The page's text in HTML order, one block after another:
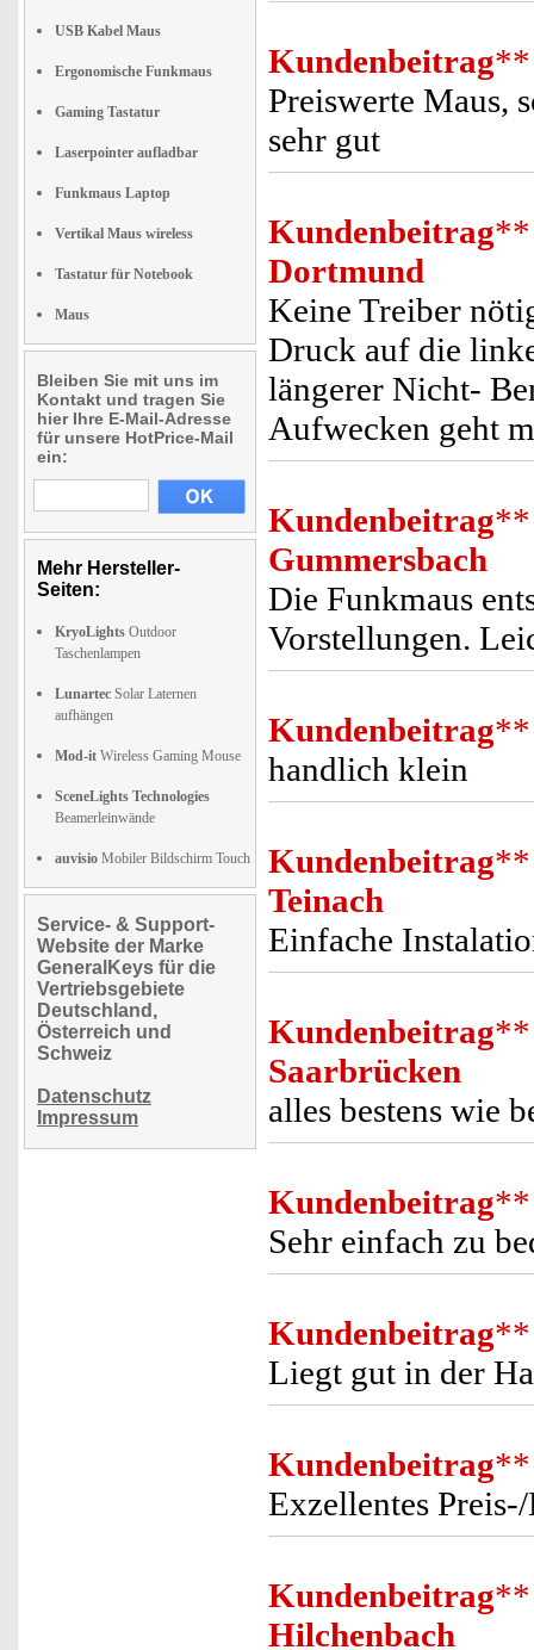
USB Kabel Maus
Ergonomische Funkmaus
Gaming Tastatur
Laserpointer aufladbar
Funkmaus Laptop
Vertikal Maus wireless
Tastatur für Notebook
Maus
Bleiben Sie mit uns im
Kontakt und tragen Sie
hier Ihre E-Mail-Adresse
für unsere HotPrice-Mail
ein:
Mehr Hersteller-
Seiten:
KryoLights Outdoor
Taschenlampen
Lunartec Solar Laternen
aufhängen
Mod-it Wireless Gaming Mouse
SceneLights Technologies
Beamerleinwände
auvisio Mobiler Bildschirm Touch
Service- & Support-
Website der Marke
GeneralKeys für die
Vertriebsgebiete
Deutschland,
Österreich und
Schweiz
Datenschutz
Impressum
Kundenbeitrag**
Preiswerte Maus,
sehr gut
Kundenbeitrag**
Dortmund
Keine Treiber
Druck auf die
längerer Nicht-
Aufwecken geht
Kundenbeitrag**
Gummersbach
Die Funkmaus
Vorstellungen.
Kundenbeitrag**
handlich klein
Kundenbeitrag**
Teinach
Einfache
Kundenbeitrag**
Saarbrücken
alles bestens wie
Kundenbeitrag**
Sehr einfach zu
Kundenbeitrag**
Liegt gut in der
Kundenbeitrag**
Exzellentes
Kundenbeitrag**
Hilchenbach